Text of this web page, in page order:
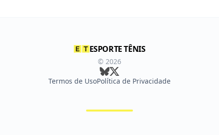
ESPORTE TÊNIS
© 2026
Termos de UsoPolítica de Privacidade